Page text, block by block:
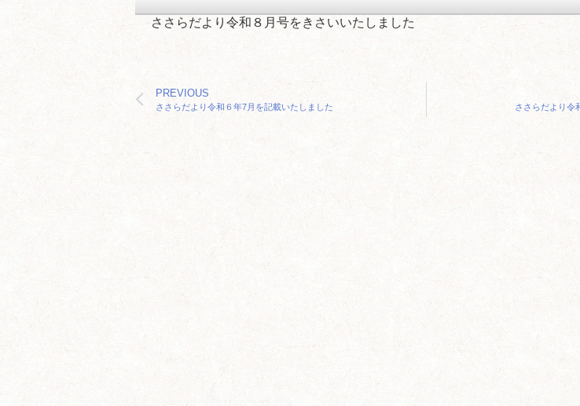
ささらだより令和８月号をきさいいたしました
PREVIOUS
ささらだより令和６年7月を記載いたしました ささらだより令